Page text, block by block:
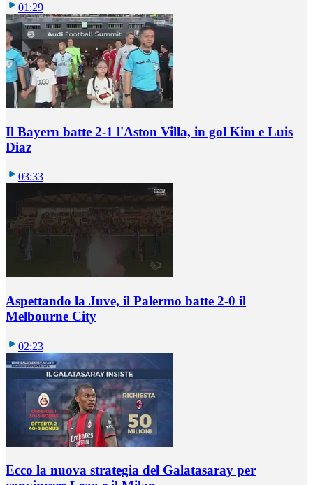
01:29
Il Bayern batte 2-1 l'Aston Villa, in gol Kim e Luis
Diaz
03:33
Aspettando la Juve, il Palermo batte 2-0 il
Melbourne City
02:23
Ecco la nuova strategia del Galatasaray per